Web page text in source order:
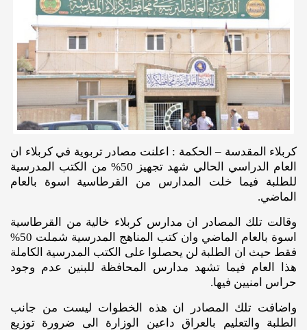
كربلاء المقدسة – الحكمة : اعلنت مصادر تربوية في كربلاء ان
العام الدراسي الحالي شهد تجهيز 50% من الكتب المدرسية
للطلبة فيما خلت المدارس من القرطاسية اسوة بالعام
الماضي.
وقالت تلك المصادر ان مدارس كربلاء خالية من القرطاسية
اسوة بالعام الماضي وان كتب المناهج المدرسية شملت 50%
فقط حيث ان الطلبة لن يحصلوا على الكتب المدرسية الكاملة
هذا العام فيما تشهد مدارس المحافظة للبنين عدم وجود
حراس امنيين فيها.
واضافت تلك المصادر ان هذه الخطوات ليست من جانب
الطلبة والتعليم بالعراق داعين الوزارة الى ضرورة توزيع